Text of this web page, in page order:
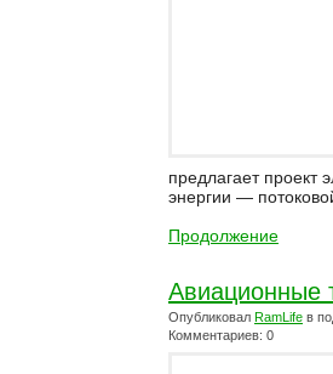
предлагает проект
энергии —
Продолжение
Авиационные
Опубликовал RamLife в
Комментариев: 0